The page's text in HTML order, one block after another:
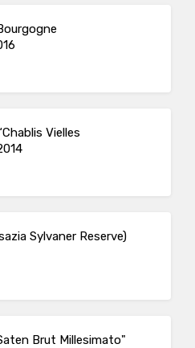
Vielles
Sylvaner Reserve)
Brut Millesimato"